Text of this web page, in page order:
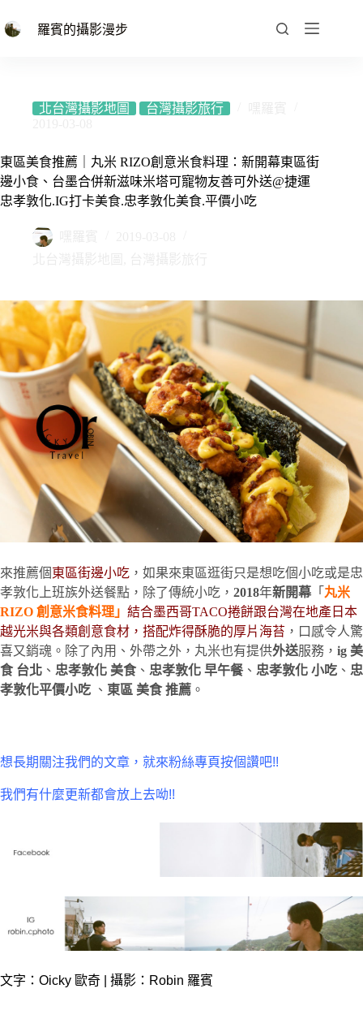
至
羅賓的攝影漫步
北台灣攝影地圖 台灣攝影旅行
東區美食推薦｜丸米 RIZO創意米食料理：新開幕東區街
邊小食、台墨合併新滋味米塔可寵物友善可外送@捷運
忠孝敦化.IG打卡美食.忠孝敦化美食.平價小吃
來推薦個 東區街邊小吃 ，如果來東區逛街只是想吃個小吃或是忠
孝敦化上班族外送餐點，除了傳統小吃， 2018年新開幕「 丸米
RIZO 創意米食料理」 結合墨西哥TACO捲餅跟台灣在地產日本
越光米與各類創意食材，搭配炸得酥脆的厚片海苔 ，口感令人驚
喜又銷魂。除了內用、外帶之外，丸米也有提供外送服務， ig 美
食 台北 、 忠孝敦化 美食、 忠孝敦化 早午餐、 忠孝敦化 小吃 、 忠
孝敦化平價小吃 、 東區 美食 推薦 。
想長期關注我們的文章，就來粉絲專頁按個讚吧!!
我們有什麼更新都會放上去呦!!
文字：Oicky 歐奇 | 攝影：Robin 羅賓